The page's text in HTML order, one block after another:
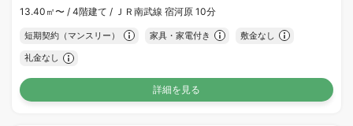
13.40㎡〜 / 4階建て / ＪＲ南武線 宿河原 10分
短期契約（マンスリー） 家具・家電付き 敷金なし
礼金なし
詳細を見る